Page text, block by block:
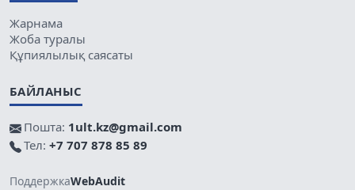
Жарнама
Жоба туралы
Құпиялылық саясаты
БАЙЛАНЫС
Пошта: 1ult.kz@gmail.com
Тел: +7 707 878 85 89
ПоддержкаWebAudit